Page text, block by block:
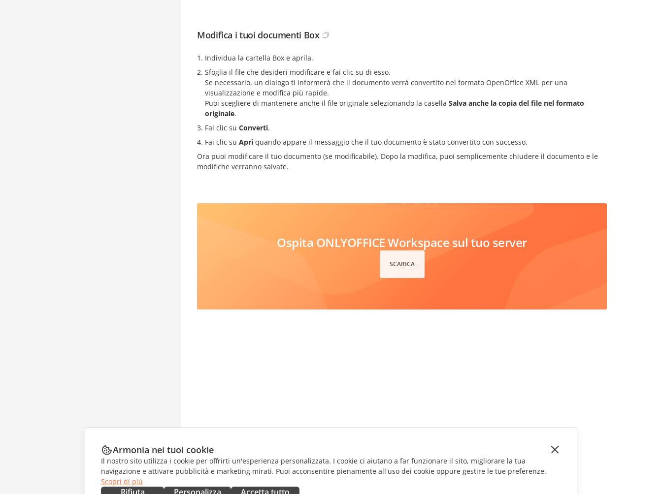
Modifica i tuoi documenti Box
Individua la cartella Box e aprila.
Sfoglia il file che desideri modificare e fai clic su di esso.
Se necessario, un dialogo ti informerà che il documento verrà convertito nel formato OpenOffice XML per una
visualizzazione e modifica più rapide.
Puoi scegliere di mantenere anche il file originale selezionando la casella Salva anche la copia del file nel formato
originale.
Fai clic su Converti.
Fai clic su Apri quando appare il messaggio che il tuo documento è stato convertito con successo.
Ora puoi modificare il tuo documento (se modificabile). Dopo la modifica, puoi semplicemente chiudere il documento e le
modifiche verranno salvate.
Ospita ONLYOFFICE Workspace sul tuo server
SCARICA
Armonia nei tuoi cookie
Il nostro sito utilizza i cookie per offrirti un'esperienza personalizzata. I cookie ci aiutano a far funzionare il sito, migliorare la tua
navigazione e attivare pubblicità e marketing mirati. Puoi acconsentire pienamente all'uso dei cookie oppure gestire le tue preferenze.
Scopri di più